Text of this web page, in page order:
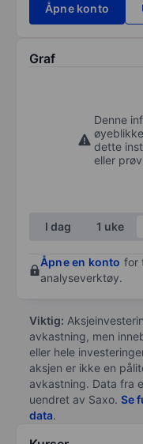
Åpne konto
Graf
Denne
dette
eller
I dag 1 uke
Åpne en konto for
analyseverktøy.
Viktig:
avkastning, men
eller hele
aksjen er ikke en
avkastning. Data fra
uendret av Saxo. Se
data.